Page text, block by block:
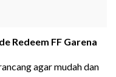
Redeem FF Garena
agar mudah dan